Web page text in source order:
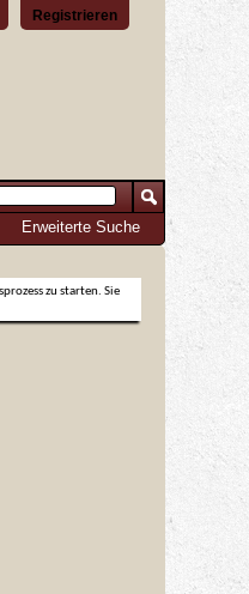
Registrieren
Erweiterte Suche
zu starten. Sie